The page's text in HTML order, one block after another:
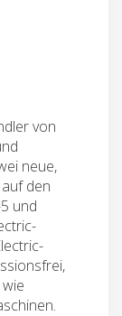
von
neue,
den
und